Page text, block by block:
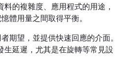
的複雜度、應用程式的用途，
體用量之間取得平衡。
期望，並提供快速回應的介面。
生延遲，尤其是在旋轉等常見設